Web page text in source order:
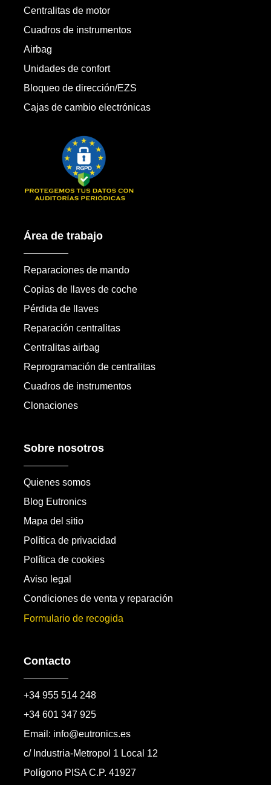
Centralitas de motor
Cuadros de instrumentos
Airbag
Unidades de confort
Bloqueo de dirección/EZS
Cajas de cambio electrónicas
Área de trabajo
Reparaciones de mando
Copias de llaves de coche
Pérdida de llaves
Reparación centralitas
Centralitas airbag
Reprogramación de centralitas
Cuadros de instrumentos
Clonaciones
Sobre nosotros
Quienes somos
Blog Eutronics
Mapa del sitio
Política de privacidad
Política de cookies
Aviso legal
Condiciones de venta y reparación
Formulario de recogida
Contacto
+34 955 514 248
+34 601 347 925
Email: info@eutronics.es
c/ Industria-Metropol 1 Local 12
Polígono PISA C.P. 41927